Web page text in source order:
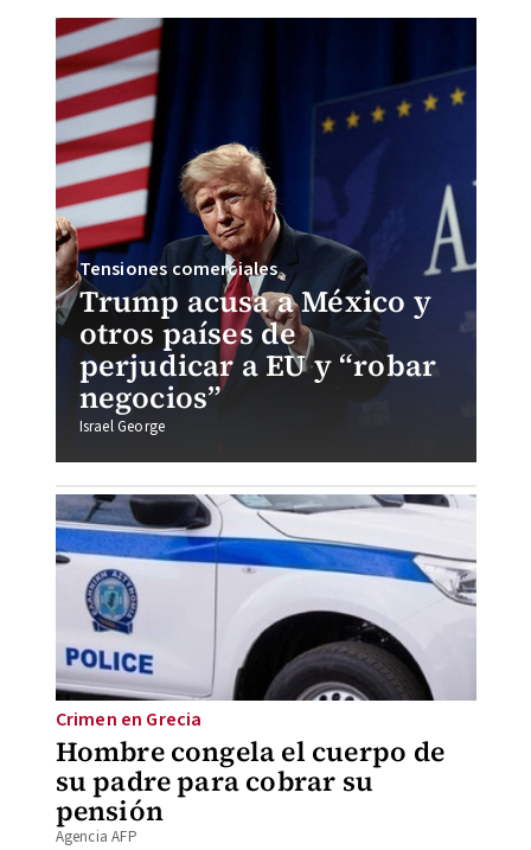
Trump acusa a México y
otros países de
perjudicar a EU y “robar
negocios”
Tensiones comerciales
Israel George
Hombre congela el cuerpo de
su padre para cobrar su
pensión
Crimen en Grecia
Agencia AFP